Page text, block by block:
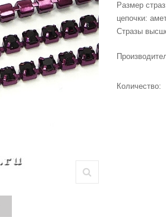
Размер
цепочки:
Стразы
Количество: